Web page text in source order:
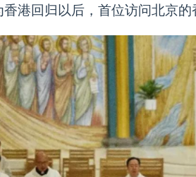
港回归以后，首位访问北京的